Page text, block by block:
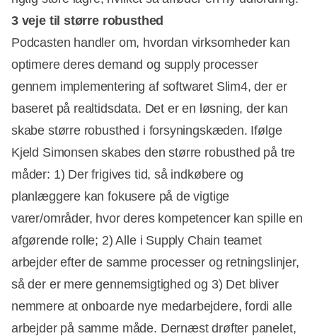
3 veje til større robusthed
Podcasten handler om, hvordan virksomheder kan
optimere deres demand og supply processer
gennem implementering af softwaret Slim4, der er
baseret på realtidsdata. Det er en løsning, der kan
skabe større robusthed i forsyningskæden. Ifølge
Kjeld Simonsen skabes den større robusthed på tre
måder: 1) Der frigives tid, så indkøbere og
planlæggere kan fokusere på de vigtige
varer/områder, hvor deres kompetencer kan spille en
afgørende rolle; 2) Alle i Supply Chain teamet
arbejder efter de samme processer og retningslinjer,
så der er mere gennemsigtighed og 3) Det bliver
nemmere at onboarde nye medarbejdere, fordi alle
arbejder på samme måde. Dernæst drøfter panelet,